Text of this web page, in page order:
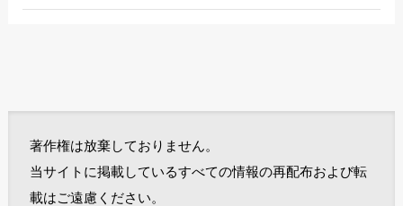
著作権は放棄しておりません。
当サイトに掲載しているすべての情報の再配布および転
載はご遠慮ください。